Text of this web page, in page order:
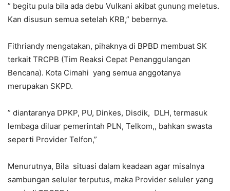
” begitu pula bila ada debu Vulkani akibat gunung meletus.
Kan disusun semua setelah KRB,” bebernya.
Fithriandy mengatakan, pihaknya di BPBD membuat SK
terkait TRCPB (Tim Reaksi Cepat Penanggulangan
Bencana). Kota Cimahi yang semua anggotanya
merupakan SKPD.
” diantaranya DPKP, PU, Dinkes, Disdik, DLH, termasuk
lembaga diluar pemerintah PLN, Telkom,, bahkan swasta
seperti Provider Telfon,”
Menurutnya, Bila situasi dalam keadaan agar misalnya
sambungan seluler terputus, maka Provider seluler yang